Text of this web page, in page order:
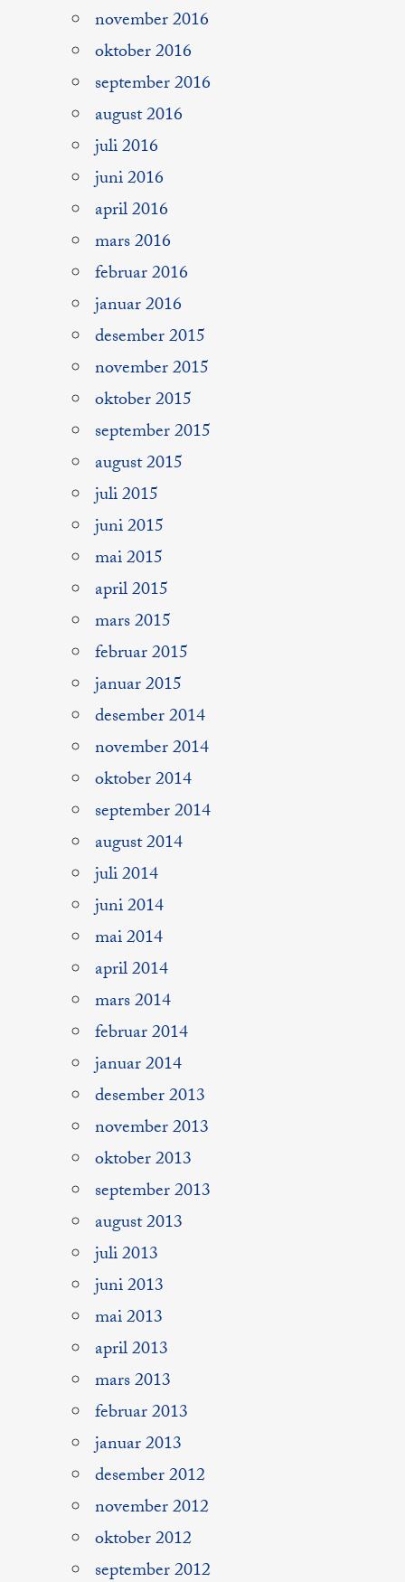
november 2016
oktober 2016
september 2016
august 2016
juli 2016
juni 2016
april 2016
mars 2016
februar 2016
januar 2016
desember 2015
november 2015
oktober 2015
september 2015
august 2015
juli 2015
juni 2015
mai 2015
april 2015
mars 2015
februar 2015
januar 2015
desember 2014
november 2014
oktober 2014
september 2014
august 2014
juli 2014
juni 2014
mai 2014
april 2014
mars 2014
februar 2014
januar 2014
desember 2013
november 2013
oktober 2013
september 2013
august 2013
juli 2013
juni 2013
mai 2013
april 2013
mars 2013
februar 2013
januar 2013
desember 2012
november 2012
oktober 2012
september 2012